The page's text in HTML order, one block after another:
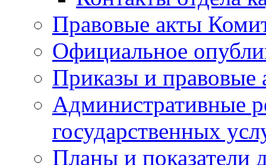
Правовые акты
Официальное
Приказы и правовые
Административные
государственных
Планы и показатели